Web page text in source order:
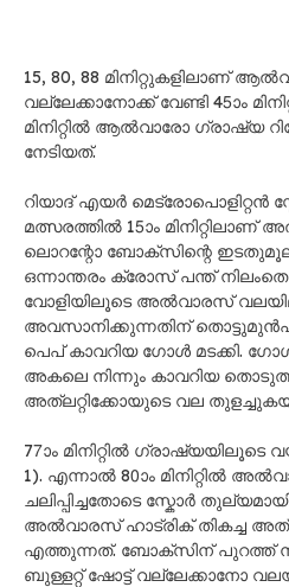
15, 80, 88 മിനിറ്റുകളിലാണ്
വല്ലേക്കാനോക്ക് വേണ്ടി 45ാം
മിനിറ്റിൽ ആൽവാരോ ഗ്രാഷ്യ
നേടിയത്.
റിയാദ് എയർ മെട്രോപൊളിറ്റൻ
മത്സരത്തിൽ 15ാം
ലൊറന്റോ ബോക്സിന്റെ
ഒന്നാന്തരം ക്രോസ് പന്ത്
വോളിയിലൂടെ അൽവാരസ്
അവസാനിക്കുന്നതിന്
പെപ് കാവറിയ ഗോൾ മടക്കി. ഗോൾ
അകലെ നിന്നും കാവറിയ
അത്ലറ്റിക്കോയുടെ വല
77ാം മിനിറ്റിൽ
1). എന്നാൽ 80ാം മിനിറ്റിൽ
ചലിപ്പിച്ചതോടെ സ്കോർ തുല്യമായി
അൽവാരസ് ഹാട്രിക് തികച്ച
എത്തുന്നത്. ബോക്സിന് പുറത്ത്
ബുള്ളറ്റ് ഷോട്ട് വല്ലേക്കാനോ